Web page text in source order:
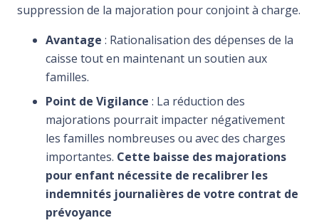
suppression de la majoration pour conjoint à charge.
Avantage : Rationalisation des dépenses de la
caisse tout en maintenant un soutien aux
familles.
Point de Vigilance : La réduction des
majorations pourrait impacter négativement
les familles nombreuses ou avec des charges
importantes. Cette baisse des majorations
pour enfant nécessite de recalibrer les
indemnités journalières de votre contrat de
prévoyance